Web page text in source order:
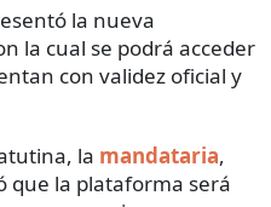
la nueva
la cual se podrá acceder
con validez oficial y
la mandataria,
que la plataforma será